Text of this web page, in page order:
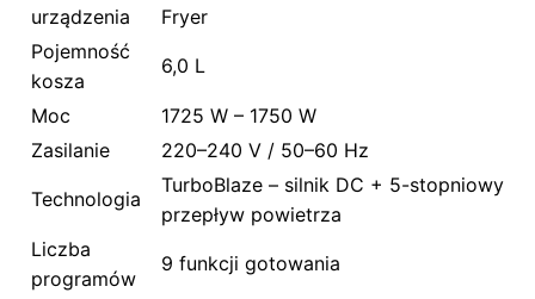
urządzenia
Fryer
Pojemność
kosza
6,0 L
Moc
1725 W – 1750 W
Zasilanie
220–240 V / 50–60 Hz
Technologia
TurboBlaze – silnik DC + 5-stopniowy
przepływ powietrza
Liczba
programów
9 funkcji gotowania